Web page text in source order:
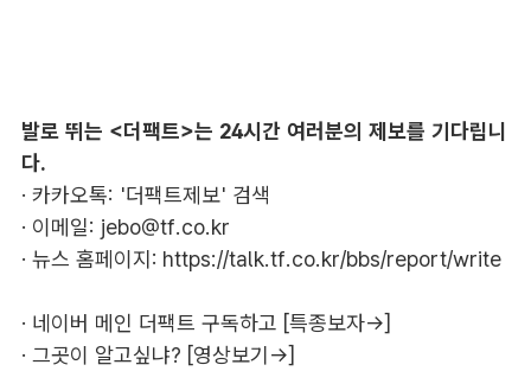
발로 뛰는 <더팩트>는 24시간 여러분의 제보를 기다립니
다.
· 카카오톡: '더팩트제보' 검색
· 이메일: jebo@tf.co.kr
· 뉴스 홈페이지: https://talk.tf.co.kr/bbs/report/write
· 네이버 메인 더팩트 구독하고 [특종보자→]
· 그곳이 알고싶냐? [영상보기→]